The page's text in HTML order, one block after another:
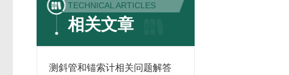
TECHNICAL ARTICLES
相关文章
测斜管和锚索计相关问题解答